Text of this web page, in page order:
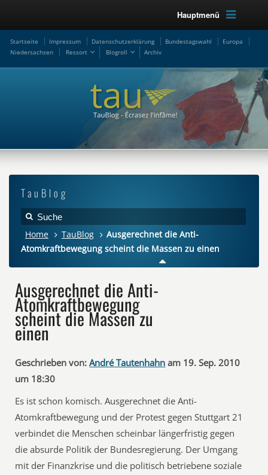
Hauptmenü
Startseite Impressum Datenschutzerklärung Bundestagswahl
Europa
Niedersachsen
Ressort Blogroll Archiv
TauBlog
Home TauBlog
Ausgerechnet die Anti-
Atomkraftbewegung scheint die Massen zu einen
Ausgerechnet die Anti-
Atomkraftbewegung
scheint die Massen zu
einen
Geschrieben von: André Tautenhahn am 19. Sep. 2010
um 18:30
Es ist schon komisch. Ausgerechnet die Anti-
Atomkraftbewegung und der Protest gegen Stuttgart 21
verbindet die Menschen scheinbar längerfristig gegen
die absurde Politik der Bundesregierung. Der Umgang
mit der Finanzkrise und die politisch betriebene soziale